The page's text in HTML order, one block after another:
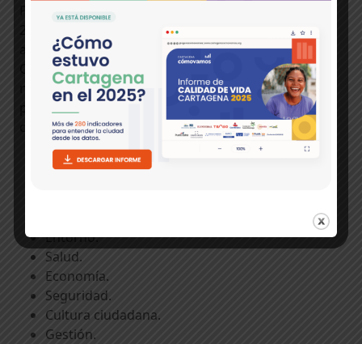
Paz, cuyo gobierno arranca el primero de enero de
2024, a quien los cartageneros le encargan la
atención prioritaria de diez temas claves, que desde
Cartagena Cómo Vamos consideramos son pautas
necesarias para la recuperación de la buena
percepción ciudadana y de la calidad de vida de los
cartageneros. Estos son:
Educación.
Entorno.
Salud.
Economía.
Seguridad.
Cultura ciudadana.
Gestión.